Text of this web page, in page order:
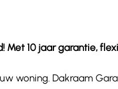
10 jaar garantie,
woning. Dakraam